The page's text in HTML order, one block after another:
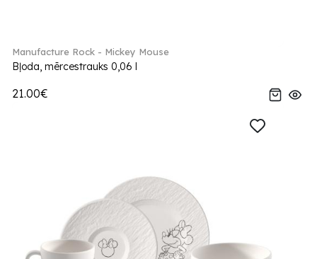
Manufacture Rock - Mickey Mouse
Bļoda, mērcestrauks 0,06 l
21.00€